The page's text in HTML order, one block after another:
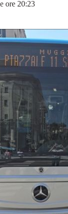
ore 20:23